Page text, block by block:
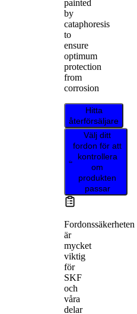
painted
by
cataphoresis
to
ensure
optimum
protection
from
corrosion
Hitta
återförsäljare
Välj ditt
fordon för att
kontrollera
om
produkten
passar
Fordonssäkerheten
är
mycket
viktig
för
SKF
och
våra
delar